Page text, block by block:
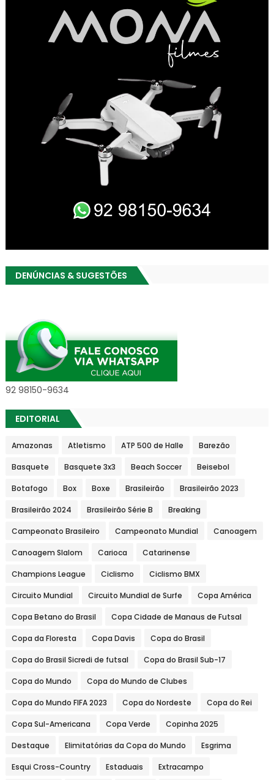
DENÚNCIAS & SUGESTÕES
92 98150-9634
EDITORIAL
Amazonas Atletismo ATP 500 de Halle Barezão
Basquete Basquete 3x3 Beach Soccer Beisebol
Botafogo Box Boxe Brasileirão Brasileirão 2023
Brasileirão 2024 Brasileirão Série B Breaking
Campeonato Brasileiro Campeonato Mundial Canoagem
Canoagem Slalom Carioca Catarinense
Champions League Ciclismo Ciclismo BMX
Circuito Mundial Circuito Mundial de Surfe Copa América
Copa Betano do Brasil Copa Cidade de Manaus de Futsal
Copa da Floresta Copa Davis Copa do Brasil
Copa do Brasil Sicredi de futsal Copa do Brasil Sub-17
Copa do Mundo Copa do Mundo de Clubes
Copa do Mundo FIFA 2023 Copa do Nordeste Copa do Rei
Copa Sul-Americana Copa Verde Copinha 2025
Destaque Elimitatórias da Copa do Mundo Esgrima
Esqui Cross-Country Estaduais Extracampo